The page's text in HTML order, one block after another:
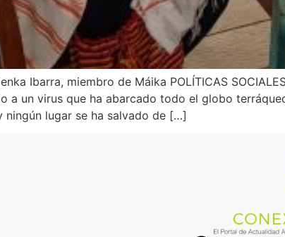
Ibarra, miembro de Máika POLÍTICAS
a un virus que ha abarcado todo el globo
ningún lugar se ha salvado de […]